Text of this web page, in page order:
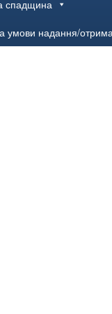
спадщина
умови надання/